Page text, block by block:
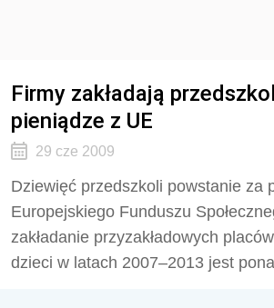
Firmy zakładają
pieniądze z UE
29 cze 2009
Dziewięć przedszkoli powstanie za
Europejskiego Funduszu
zakładanie przyzakładowych
dzieci w latach 2007–2013 jest